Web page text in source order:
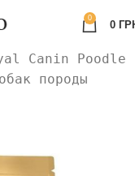
0
0
Canin Poodle
породы